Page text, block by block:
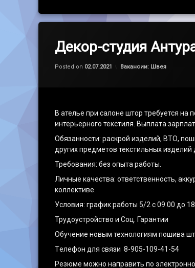
Декор-студия
Posted on 02.07.2021
Обновлено на
by
Категории:
Вакансии: Швея
В ателье при салоне штор требуется на
интерьерного текстиля. Выплата
Обязанности: раскрой изделий, ВТО,
других предметов текстильных изделий
Требования: без опыта работы.
Личные качества: ответственность,
коллективе.
Условия: график работы 5/2 с 09.00 до
Трудоустройство и Соц. Гарантии
Обучение новым технологиям пошива
Tелефон для связи 8-905-109-41-54
Резюме можно направить по